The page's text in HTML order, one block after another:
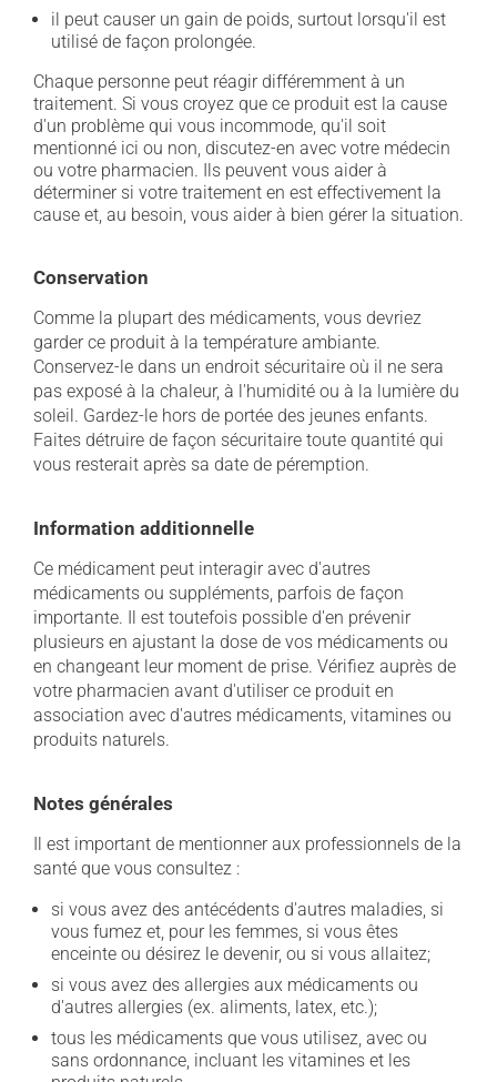
il peut causer un gain de poids, surtout lorsqu'il est
utilisé de façon prolongée.
Chaque personne peut réagir différemment à un
traitement. Si vous croyez que ce produit est la cause
d'un problème qui vous incommode, qu'il soit
mentionné ici ou non, discutez-en avec votre médecin
ou votre pharmacien. Ils peuvent vous aider à
déterminer si votre traitement en est effectivement la
cause et, au besoin, vous aider à bien gérer la situation.
Conservation
Comme la plupart des médicaments, vous devriez
garder ce produit à la température ambiante.
Conservez-le dans un endroit sécuritaire où il ne sera
pas exposé à la chaleur, à l'humidité ou à la lumière du
soleil. Gardez-le hors de portée des jeunes enfants.
Faites détruire de façon sécuritaire toute quantité qui
vous resterait après sa date de péremption.
Information additionnelle
Ce médicament peut interagir avec d'autres
médicaments ou suppléments, parfois de façon
importante. Il est toutefois possible d'en prévenir
plusieurs en ajustant la dose de vos médicaments ou
en changeant leur moment de prise. Vérifiez auprès de
votre pharmacien avant d'utiliser ce produit en
association avec d'autres médicaments, vitamines ou
produits naturels.
Notes générales
Il est important de mentionner aux professionnels de la
santé que vous consultez :
si vous avez des antécédents d'autres maladies, si
vous fumez et, pour les femmes, si vous êtes
enceinte ou désirez le devenir, ou si vous allaitez;
si vous avez des allergies aux médicaments ou
d'autres allergies (ex. aliments, latex, etc.);
tous les médicaments que vous utilisez, avec ou
sans ordonnance, incluant les vitamines et les